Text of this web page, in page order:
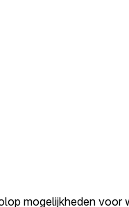
mogelijkheden